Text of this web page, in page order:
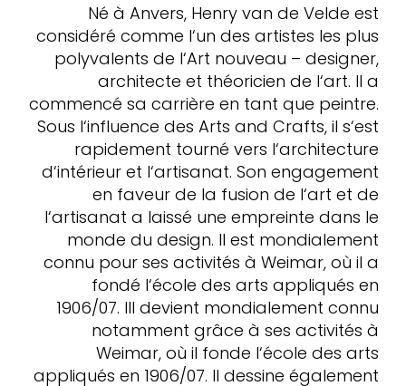
Né à Anvers, Henry van de Velde est
considéré comme l‘un des artistes les plus
polyvalents de l‘Art nouveau – designer,
architecte et théoricien de l‘art. Il a
commencé sa carrière en tant que peintre.
Sous l‘influence des Arts and Crafts, il s‘est
rapidement tourné vers l‘architecture
d‘intérieur et l‘artisanat. Son engagement
en faveur de la fusion de l‘art et de
l‘artisanat a laissé une empreinte dans le
monde du design. Il est mondialement
connu pour ses activités à Weimar, où il a
fondé l‘école des arts appliqués en
1906/07. IIl devient mondialement connu
notamment grâce à ses activités à
Weimar, où il fonde l‘école des arts
appliqués en 1906/07. Il dessine également